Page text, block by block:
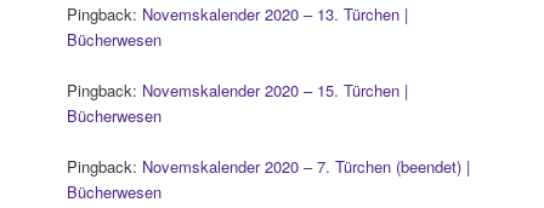
Pingback: Novemskalender 2020 – 13. Türchen |
Bücherwesen
Pingback: Novemskalender 2020 – 15. Türchen |
Bücherwesen
Pingback: Novemskalender 2020 – 7. Türchen (beendet) |
Bücherwesen